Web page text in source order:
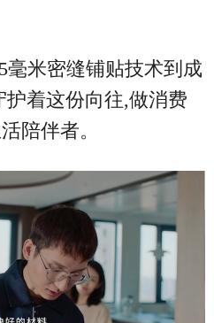
毫米密缝铺贴技术到成
着这份向往,做消费
陪伴者。